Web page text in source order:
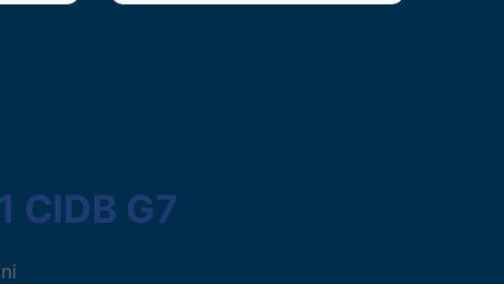
CIDB G7